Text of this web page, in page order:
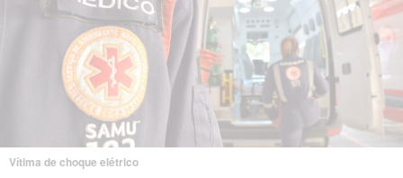
Vítima de choque elétrico